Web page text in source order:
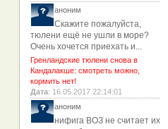
аноним
Скажите пожалуйста,
тюлени ещё не ушли в море?
Очень хочется приехать и...
Гренландские тюлени снова в
Кандалакше: смотреть можно,
кормить нет!
Дата: 16.05.2017 22:14:01
аноним
нифига ВОЗ не считает их